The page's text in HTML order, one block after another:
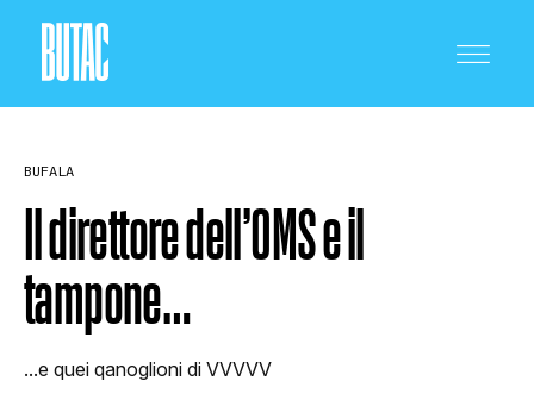
CRONACA E POLITICA
BUFALA
Il direttore dell’OMS e il
tampone…
...e quei qanoglioni di VVVVV